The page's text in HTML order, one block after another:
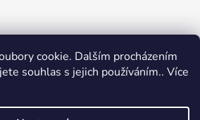
cookie. Dalším procházením
souhlas s jejich používáním.. Více